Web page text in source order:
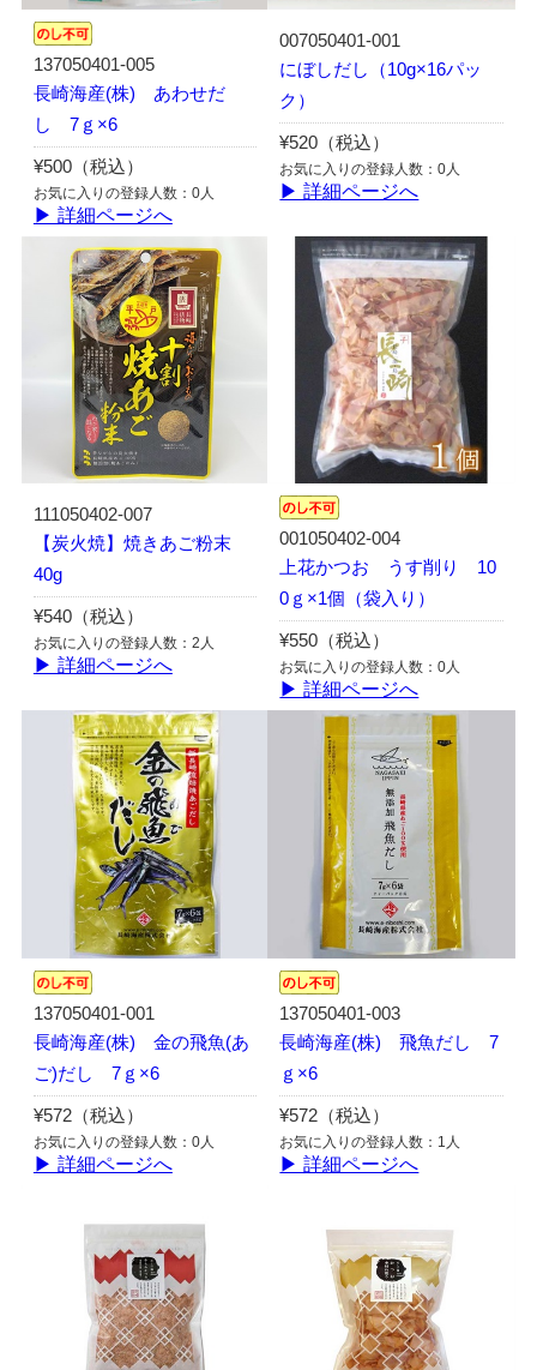
137050401-005
長崎海産(株) あわせだ
し 7ｇ×6
¥500（税込）
お気に入りの登録人数：0人
▶ 詳細ページへ
007050401-001
にぼしだし（10g×16パッ
ク）
¥520（税込）
お気に入りの登録人数：0人
▶ 詳細ページへ
111050402-007
【炭火焼】焼きあご粉末
40g
¥540（税込）
お気に入りの登録人数：2人
▶ 詳細ページへ
001050402-004
上花かつお うす削り 10
0ｇ×1個（袋入り）
¥550（税込）
お気に入りの登録人数：0人
▶ 詳細ページへ
137050401-001
長崎海産(株) 金の飛魚(あ
ご)だし 7ｇ×6
¥572（税込）
お気に入りの登録人数：0人
▶ 詳細ページへ
137050401-003
長崎海産(株) 飛魚だし 7
ｇ×6
¥572（税込）
お気に入りの登録人数：1人
▶ 詳細ページへ